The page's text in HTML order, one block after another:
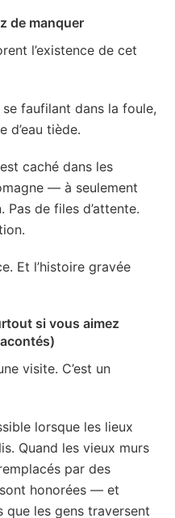
de manquer
l’existence de cet
faufilant dans la foule,
d’eau tiède.
caché dans les
— à seulement
Pas de files d’attente.
Et l’histoire gravée
si vous aimez
visite. C’est un
lorsque les lieux
Quand les vieux murs
par des
honorées — et
que les gens traversent